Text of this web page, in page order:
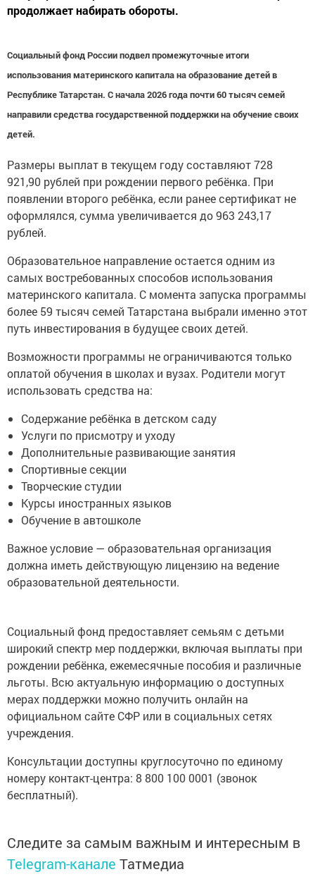
продолжает набирать обороты.
Социальный фонд России подвел промежуточные итоги
использования материнского капитала на образование детей в
Республике Татарстан. С начала 2026 года почти 60 тысяч семей
направили средства государственной поддержки на обучение своих
детей.
Размеры выплат в текущем году составляют 728
921,90 рублей при рождении первого ребёнка. При
появлении второго ребёнка, если ранее сертификат не
оформлялся, сумма увеличивается до 963 243,17
рублей.
Образовательное направление остается одним из
самых востребованных способов использования
материнского капитала. С момента запуска программы
более 59 тысяч семей Татарстана выбрали именно этот
путь инвестирования в будущее своих детей.
Возможности программы не ограничиваются только
оплатой обучения в школах и вузах. Родители могут
использовать средства на:
Содержание ребёнка в детском саду
Услуги по присмотру и уходу
Дополнительные развивающие занятия
Спортивные секции
Творческие студии
Курсы иностранных языков
Обучение в автошколе
Важное условие — образовательная организация
должна иметь действующую лицензию на ведение
образовательной деятельности.
Социальный фонд предоставляет семьям с детьми
широкий спектр мер поддержки, включая выплаты при
рождении ребёнка, ежемесячные пособия и различные
льготы. Всю актуальную информацию о доступных
мерах поддержки можно получить онлайн на
официальном сайте СФР или в социальных сетях
учреждения.
Консультации доступны круглосуточно по единому
номеру контакт-центра: 8 800 100 0001 (звонок
бесплатный).
Следите за самым важным и интересным в
Telegram-канале Татмедиа